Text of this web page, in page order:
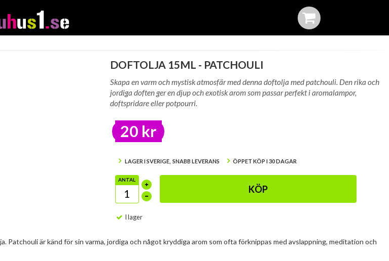
DOFTOLJA 15ML - PATCHOULI
Skapa en varm och mystisk atmosfär med denna doftolja med patchouli. Den rika och
jordiga doften ger en djup och exotisk arom som passar perfekt i aromalampor,
doftspridare eller potpourri.
20 kr
LAGER I SVERIGE, SNABB LEVERANS ÖPPET KÖP I 30 DAGAR
ANTAL
KÖP
I lager
är känd för sin varma, jordiga och något kryddiga arom som ofta förknippas med avslappning, meditation och